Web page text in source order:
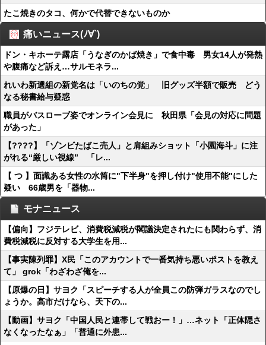
たこ焼きのタコ、何かで代替できないものか
痛いニュース(ﾉ∀`)
ドン・キホーテ露店「うなぎのかば焼き」で食中毒 男女14人が発熱
や腹痛など訴え…サルモネラ...
れいわ新選組の新党名は「いのちの党」 旧グッズ半額で販売 どう
なる秘書給与疑惑
職員がバスローブ姿でオンライン会見に 秋田県「会見の対応に問題
があった」
【????】「ゾンビたばこ売人」と肩組みショット「小園海斗」に注
がれる“厳しい視線” 「レ...
【 つ 】面識ある女性の水筒に"下半身"を押し付け"使用不能"にした
疑い 66歳男を「器物...
モナニュース
【偏向】フジテレビ、消費税減税が閣議決定されたにも関わらず、消
費税減税に反対する大学生を用...
【事実陳列罪】X民「このアカウントで一番気持ち悪いポストを教え
て」 grok「わざわざ俺を...
【原爆の日】サヨク「スピーチする人が全員この防弾ガラスなのでし
ょうか。高市だけなら、天下の...
【動画】サヨク「中国人民と連帯して戦おー！」…ネット「正体隠さ
なくなったなぁ」「普通に外患...